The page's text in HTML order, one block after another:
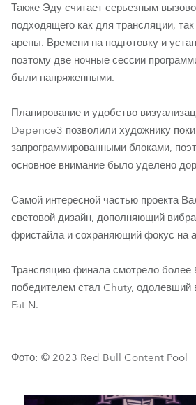
Также Эду считает серьезным
подходящего как для трансляции,
арены. Времени на подготовку и
поэтому две ночные сессии
были напряженными.
Планирование и удобство
Depence3 позволили художнику
запрограммированными блоками,
основное внимание было уделено
Самой интересной частью проекта
световой дизайн, дополняющий
фристайла и сохраняющий фокус на
Трансляцию финала смотрело более
победителем стал Chuty,
Fat N.
Фото: © 2023 Red Bull Content Pool